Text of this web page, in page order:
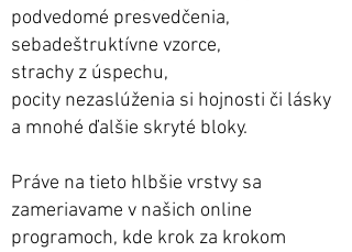
podvedomé presvedčenia,
sebadeštruktívne vzorce,
strachy z úspechu,
pocity nezaslúženia si hojnosti či lásky
a mnohé ďalšie skryté bloky.
Práve na tieto hlbšie vrstvy sa
zameriavame v našich online
programoch, kde krok za krokom